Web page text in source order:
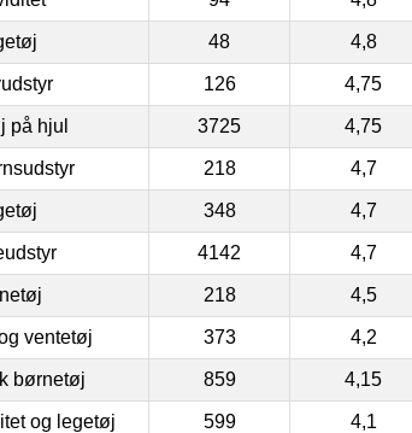
48 4,8
126 4,75
på hjul 3725 4,75
218 4,7
348 4,7
4142 4,7
218 4,5
ventetøj 373 4,2
børnetøj 859 4,15
og legetøj 599 4,1